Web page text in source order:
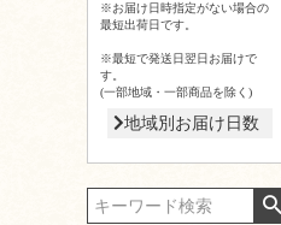
※お届け日時指定がない場合の
最短出荷日です。
※最短で発送日翌日お届けで
す。
(一部地域・一部商品を除く)
地域別お届け日数